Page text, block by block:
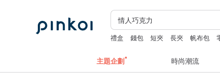
禮盒 錢包 短夾 長夾 帆布包
主題企劃 時尚潮流